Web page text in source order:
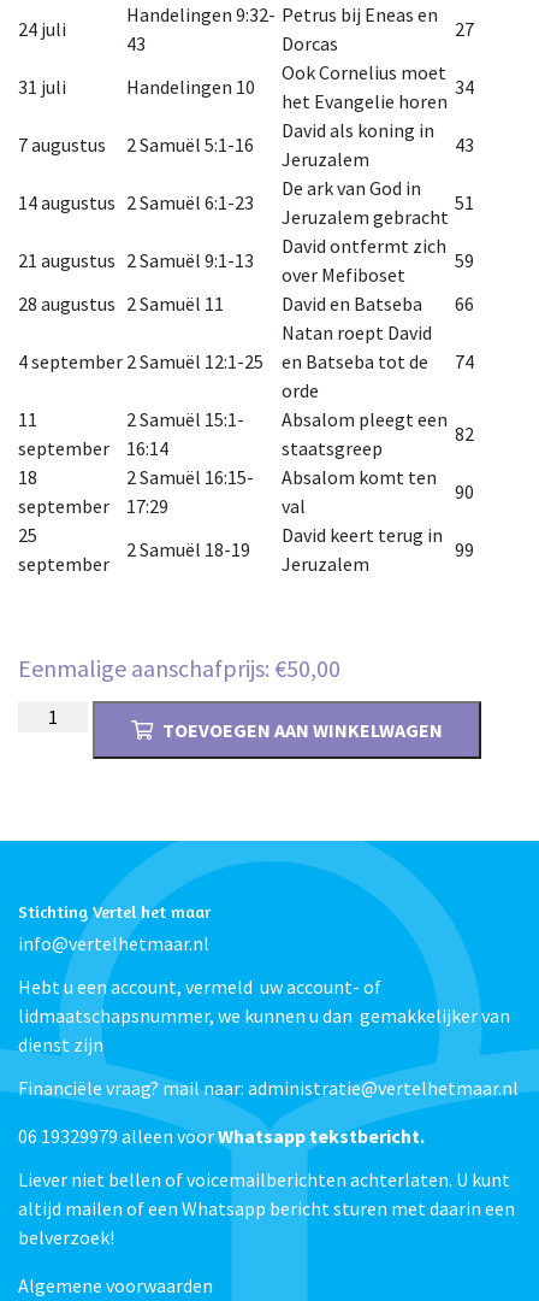
24 juli
Handelingen 9:32-
43
Petrus bij Eneas en
Dorcas
27
31 juli Handelingen 10
Ook Cornelius moet
het Evangelie horen
34
7 augustus 2 Samuël 5:1-16
David als koning in
Jeruzalem
43
14 augustus 2 Samuël 6:1-23
De ark van God in
Jeruzalem gebracht
51
21 augustus 2 Samuël 9:1-13
David ontfermt zich
over Mefiboset
59
28 augustus 2 Samuël 11 David en Batseba 66
4 september 2 Samuël 12:1-25
Natan roept David
en Batseba tot de
orde
74
11
september
2 Samuël 15:1-
16:14
Absalom pleegt een
staatsgreep
82
18
september
2 Samuël 16:15-
17:29
Absalom komt ten
val
90
25
september
2 Samuël 18-19
David keert terug in
Jeruzalem
99
Eenmalige aanschafprijs: €50,00
Derde
TOEVOEGEN AAN WINKELWAGEN
Stichting Vertel het maar
info@vertelhetmaar.nl
Hebt u een account, vermeld uw account- of
lidmaatschapsnummer, we kunnen u dan gemakkelijker van
dienst zijn
Financiële vraag? mail naar: administratie@vertelhetmaar.nl
06 19329979 alleen voorWhatsapp tekstbericht.
Liever niet bellen of voicemailberichten achterlaten. U kunt
altijd mailen of een Whatsapp bericht sturen met daarin een
belverzoek!
Algemene voorwaarden